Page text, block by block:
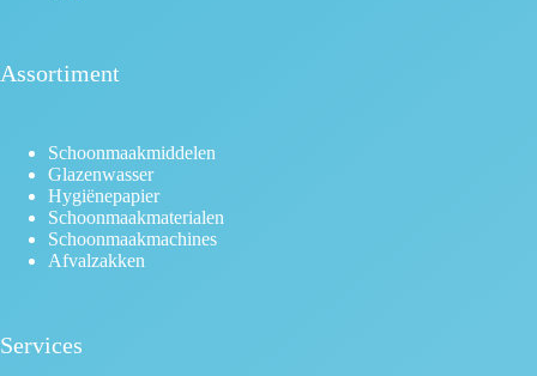
Assortiment
Schoonmaakmiddelen
Glazenwasser
Hygiënepapier
Schoonmaakmaterialen
Schoonmaakmachines
Afvalzakken
Services